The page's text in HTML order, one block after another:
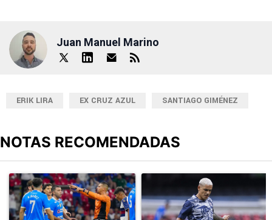
Juan Manuel Marino
ERIK LIRA EX CRUZ AZUL SANTIAGO GIMÉNEZ
NOTAS RECOMENDADAS
Un artículo de tendencia con el título "Cruz Azul 2-3 Atlante:
Un artículo de tendencia con